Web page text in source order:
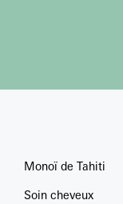
Monoï de Tahiti
Soin cheveux